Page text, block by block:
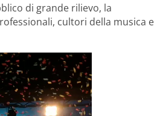
di grande rilievo, la
cultori della musica e